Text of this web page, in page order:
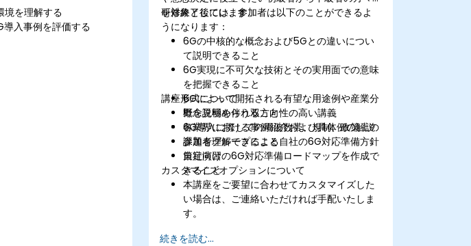
境を理解する
入事例を評価する
を対象としています。
研修終了後には、参加者は以下のことができるよ
うになります：
6Gの中核的な概念および5Gとの違いについ
て説明できること
6G実現に不可欠な技術とその実用面での意味
を把握できること
6Gによって開拓される有望な用途例や産業分
野を見極められること
6G導入に際しての周波数帯、規制、政策上の
課題を理解できること
自社向けの6G対応準備ロードマップを作成で
きること
講座形式について
概念説明を伴う双方向性の高い講義
各業界における事例紹介および具体例の解説
参加者グループによる自社の6G対応準備方針
策定演習
カスタマイズオプションについて
本講座をご要望に合わせてカスタマイズした
い場合は、ご連絡いただければ手配いたしま
す。
続きを読む...